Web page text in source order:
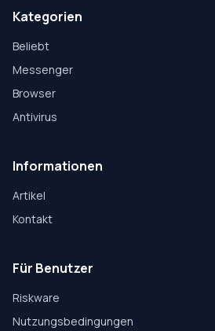
Kategorien
Beliebt
Messenger
Browser
Antivirus
Informationen
Artikel
Kontakt
Für Benutzer
Riskware
Nutzungsbedingungen